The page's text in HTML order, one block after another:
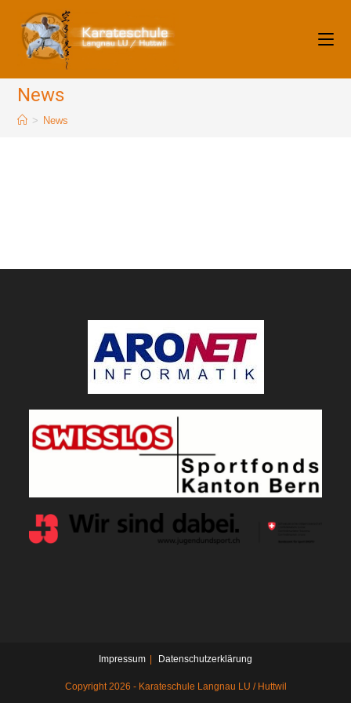
News
> News
Impressum Datenschutzerklärung
Copyright 2026 - Karateschule Langnau LU / Huttwil